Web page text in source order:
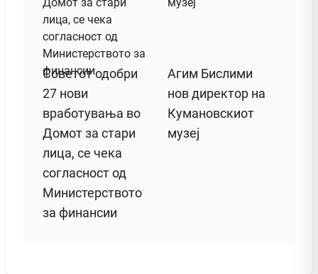
Советот одобри
27 нови
вработувања во
Домот за стари
лица, се чека
согласност од
Министерството
за финансии
Агим Бислими
нов директор на
Кумановскиот
музеј